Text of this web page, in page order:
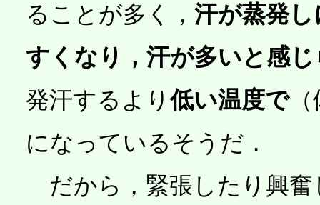
ることが多く， 汗が蒸発
すくなり，汗が多いと感
発汗するより低い温度で（
になっているそうだ．
だから，緊張したり興奮